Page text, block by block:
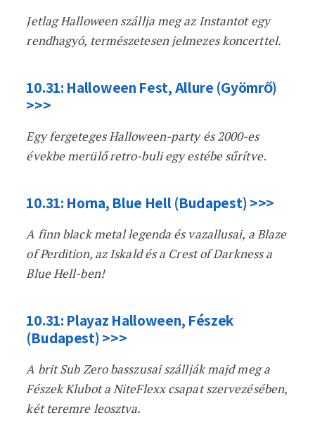
Jetlag Halloween szállja meg az Instantot egy
rendhagyó, természetesen jelmezes koncerttel.
10.31: Halloween Fest, Allure (Gyömrő)
>>>
Egy fergeteges Halloween-party és 2000-es
évekbe merülő retro-buli egy estébe sűrítve.
10.31: Horna, Blue Hell (Budapest) >>>
A finn black metal legenda és vazallusai, a Blaze
of Perdition, az Iskald és a Crest of Darkness a
Blue Hell-ben!
10.31: Playaz Halloween, Fészek
(Budapest) >>>
A brit Sub Zero basszusai szállják majd meg a
Fészek Klubot a NiteFlexx csapat szervezésében,
két teremre leosztva.